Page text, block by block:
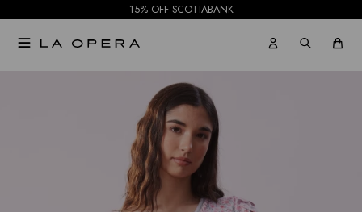
15% OFF SCOTIABANK

NOTIFICARME